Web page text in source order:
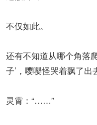
不仅如此。
还有不知道从哪个角落
子’，嘤嘤怪哭着飘了出
灵霄：“……”